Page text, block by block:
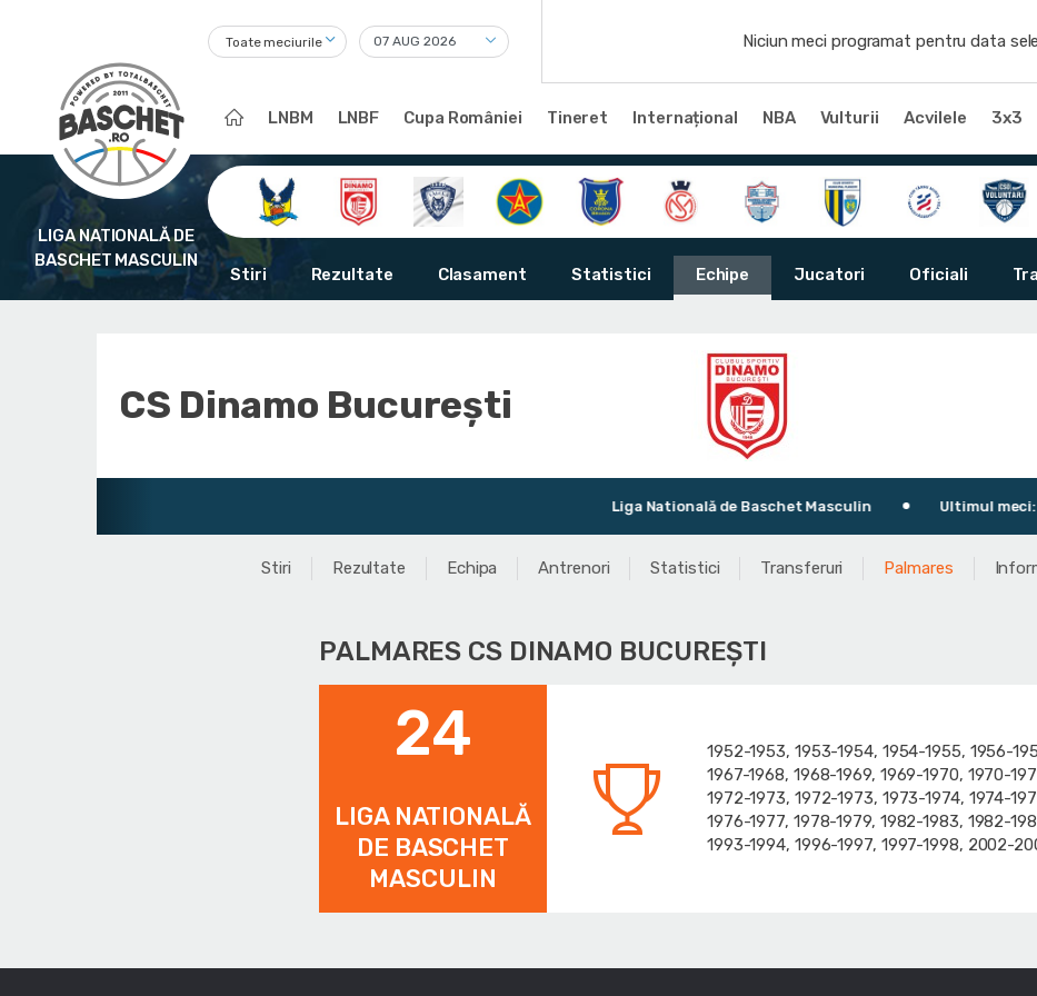
Toate meciurile Niciun meci programat pentru data
LNBM LNBF Cupa României Tineret Internațional NBA Vulturii Acvilele 3x3
LIGA NATIONALĂ DE
BASCHET MASCULIN
Stiri Rezultate Clasament Statistici Echipe Jucatori Oficiali
CS Dinamo Bucureşti
Liga Natională de Baschet Masculin Ultimul meci: CS
Stiri Rezultate Echipa Antrenori Statistici Transferuri Palmares
PALMARES CS DINAMO BUCUREŞTI
24
LIGA NATIONALĂ
DE BASCHET
MASCULIN
1952-1953, 1953-1954, 1954-1955, 1956-
1967-1968, 1968-1969, 1969-1970, 1970-
1972-1973, 1972-1973, 1973-1974, 1974-
1976-1977, 1978-1979, 1982-1983, 1982-
1993-1994, 1996-1997, 1997-1998, 2002-